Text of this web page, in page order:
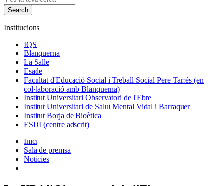
Institucions
IQS
Blanquerna
La Salle
Esade
Facultat d'Educació Social i Treball Social Pere Tarrés (en
col·laboració amb Blanquerna)
Institut Universitari Observatori de l'Ebre
Institut Universitari de Salut Mental Vidal i Barraquer
Institut Borja de Bioètica
ESDI (centre adscrit)
Inici
Sala de premsa
Notícies